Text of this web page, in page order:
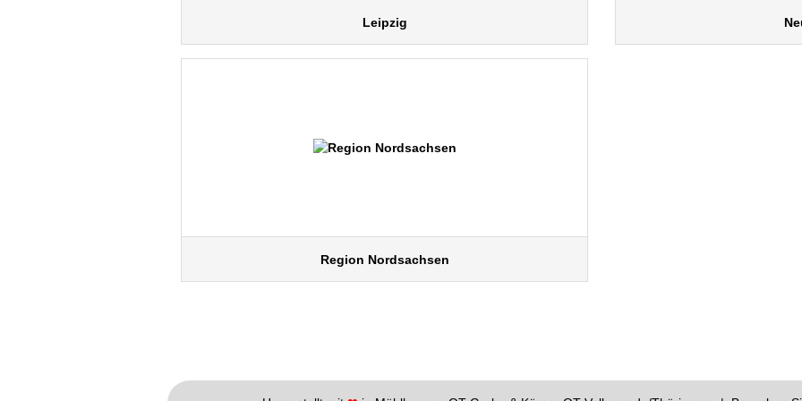
Leipzig
Region Nordsachsen